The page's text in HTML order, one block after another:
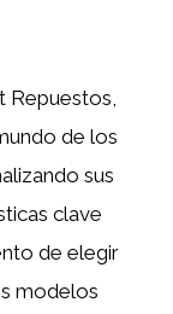
Repuestos,
de los
sus
clave
de elegir
modelos